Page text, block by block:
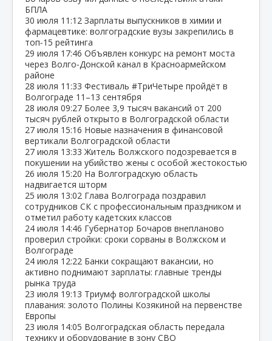
БПЛА
30 июля 11:12 Зарплаты выпускников в химии и
фармацевтике: волгоградские вузы закрепились в
топ‑15 рейтинга
29 июля 17:46 Объявлен конкурс на ремонт моста
через Волго‑Донской канал в Красноармейском
районе
28 июля 11:33 Фестиваль #ТриЧетыре пройдёт в
Волгограде 11–13 сентября
28 июля 09:27 Более 3,9 тысяч вакансий от 200
тысяч рублей открыто в Волгоградской области
27 июля 15:16 Новые назначения в финансовой
вертикали Волгоградской области
27 июля 13:33 Житель Волжского подозревается в
покушении на убийство жены с особой жестокостью
26 июля 15:20 На Волгоградскую область
надвигается шторм
25 июля 13:02 Глава Волгограда поздравил
сотрудников СК с профессиональным праздником и
отметил работу кадетских классов
24 июля 14:46 Губернатор Бочаров внепланово
проверил стройки: сроки сорваны в Волжском и
Волгограде
24 июля 12:22 Банки сокращают вакансии, но
активно поднимают зарплаты: главные тренды
рынка труда
23 июля 19:13 Триумф волгоградской школы
плавания: золото Полины Козякиной на первенстве
Европы
23 июля 14:05 Волгоградская область передала
технику и оборудование в зону СВО